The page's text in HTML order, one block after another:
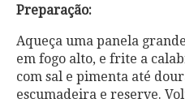
Preparação:
Aqueça uma panela
em fogo alto, e frite a
com sal e pimenta até
escumadeira e reserve.